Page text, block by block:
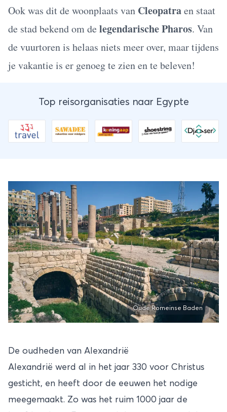
Ook was dit de woonplaats van Cleopatraen staat
de stad bekend om delegendarische Pharos. Van
de vuurtoren is helaas niets meer over, maar tijdens
je vakantie is er genoeg te zien en te beleven!
Top reisorganisaties naar Egypte
Oude Romeinse Baden
De oudheden van Alexandrië
Alexandrië werd al in het jaar 330 voor Christus
gesticht, en heeft door de eeuwen het nodige
meegemaakt. Zo was het ruim 1000 jaar de